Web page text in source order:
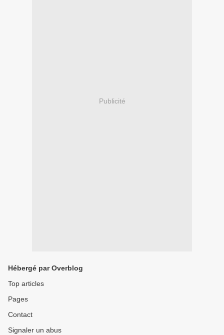
Publicité
Hébergé par Overblog
Top articles
Pages
Contact
Signaler un abus